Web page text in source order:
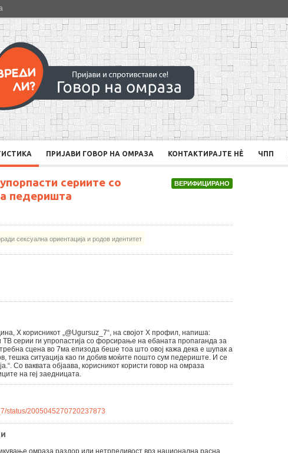
ПРИЈАВИ ГОВОР НА ОМРАЗА КОНТАКТИРАЈТЕ НÈ ЧПП
ВЕРИФИЦИРАНО
сериите со
педеришта
сексуална ориентација и родов идентитет
Х корисникот „@Ugursuz_7“, на својот Х профил, напиша:
ТВ серии ги упропастија со форсирање на ебаната пропаганда за
сцена во 7ма епизода беше тоа што овој кажа дека е шупак а
тешка ситуација као ги добив моќите пошто сум педериште. И се
Со ваквата објаава, корисникот користи говор на омраза
на геј заедницата.
status/2005045270720237873
омраза раздор или нетрпеливост врз национална расна